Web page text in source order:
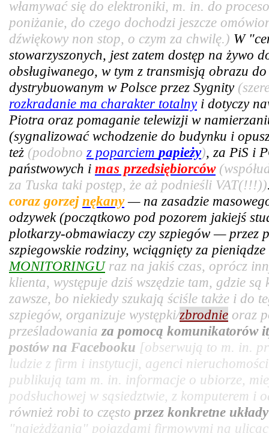
włamywać się do elektroniki, m. in. do
poniżanie, do czego dochodzi jeszcze
dźwiękowy non stop, o czym za chwilę.) W
stowarzyszonych, jest zatem dostęp na żywo
obsługiwanego, w tym z transmisją obrazu
dystrybuowanym w Polsce przez Sygnity
rozkradanie ma charakter totalnyi dotyczy
Piotra oraz pomaganie telewizji w
(sygnalizować wchodzenie do budynku i
też (podobno z poparciem papieży), za PiS i
państwowych i mas przedsiębiorców
za Tuska taki postęp, że aż podnieśli VAT(!!!))
coraz gorzejnękany— na zasadzie
odzywek (początkowo pod pozorem jakiejś
plotkarzy-obmawiaczy czy szpiegów — przez
szpiegowskie rodziny, wciągnięty za
MONITORINGUraz na jakiś czas, oprócz
klienta, występuje dziś wszędzie tam, gdzie
zawsze, bo niekiedy szukają ściśle także i do
szpiegów, organizuje występki/zbrodnie oraz
prześladowania za pomocą komunikatorów
postów na Facebooku [obserwują to m. in.
ludzie z firm i instytucji, agenci
publikują tam m. in. informacje o ubiorze,
podsłuchowej w sąsiedztwie, z komputerem
również robi to często przez konkretne
"najeżdżania" pojazdami firmowymi na